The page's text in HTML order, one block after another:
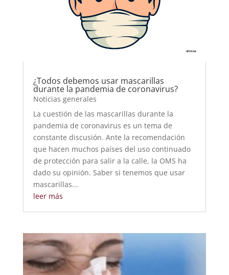
¿Todos debemos usar mascarillas
durante la pandemia de coronavirus?
Noticias generales
La cuestión de las mascarillas durante la
pandemia de coronavirus es un tema de
constante discusión. Ante la recomendación
que hacen muchos países del uso continuado
de protección para salir a la calle, la OMS ha
dado su opinión. Saber si tenemos que usar
mascarillas...
leer más